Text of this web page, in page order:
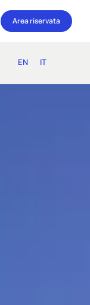
Area riservata
EN IT